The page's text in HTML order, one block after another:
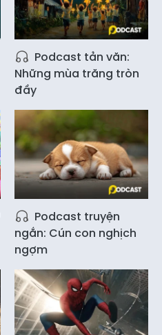
Podcast tản văn:
Những mùa trăng tròn
đầy
Podcast truyện
ngắn: Cún con nghịch
ngợm